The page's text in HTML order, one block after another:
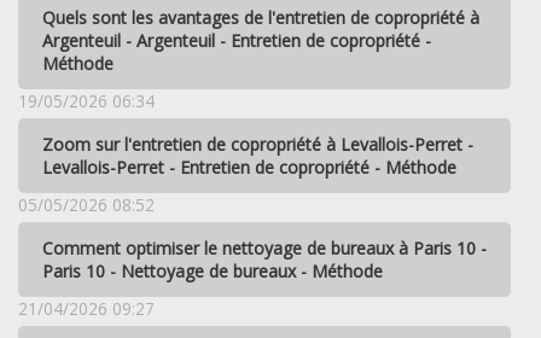
Quels sont les avantages de l'entretien de copropriété à
Argenteuil - Argenteuil - Entretien de copropriété -
Méthode
19/05/2026 06:34
Zoom sur l'entretien de copropriété à Levallois-Perret -
Levallois-Perret - Entretien de copropriété - Méthode
05/05/2026 08:52
Comment optimiser le nettoyage de bureaux à Paris 10 -
Paris 10 - Nettoyage de bureaux - Méthode
21/04/2026 09:27